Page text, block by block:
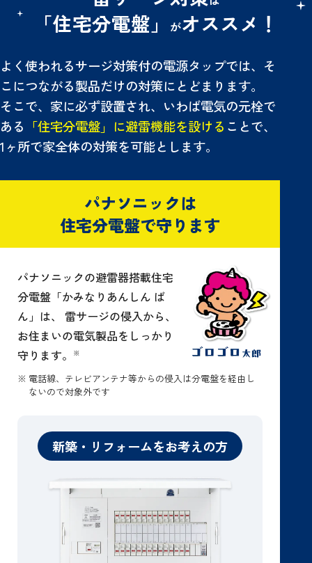
「住宅分電盤」 がオススメ！
よく使われるサージ対策付の電源タップでは、そ
こにつながる製品だけの対策にとどまります。
そこで、家に必ず設置され、いわば電気の元栓で
ある 「住宅分電盤」に避雷機能を設ける ことで、
1ヶ所で家全体の対策を可能とします。
パナソニックは
住宅分電盤で守ります
パナソニックの避雷器搭載住宅
分電盤「かみなりあんしん ば
ん」は、
雷サージの侵入から、
お住まいの電気製品をしっかり
守ります。
※
※ 電話線、テレビアンテナ等からの侵入は分電盤を経由し
ないので対象外です
新築・リフォームをお考えの方